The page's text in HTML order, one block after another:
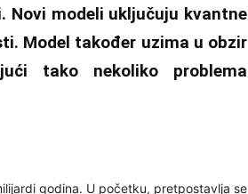
Novi modeli uključuju kvantne
Model također uzima u obzir
tako nekoliko problema
godina. U početku, pretpostavlja se